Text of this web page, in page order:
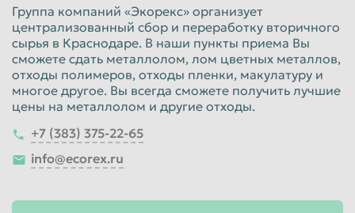
Группа компаний «Экорекс» организует
централизованный сбор и переработку вторичного
сырья в Краснодаре. В наши пункты приема Вы
сможете сдать металлолом, лом цветных металлов,
отходы полимеров, отходы пленки, макулатуру и
многое другое. Вы всегда сможете получить лучшие
цены на металлолом и другие отходы.
+7 (383) 375-22-65
info@ecorex.ru